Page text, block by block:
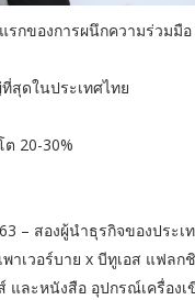
แรกของการผนึกความร่วมมือ
สุดในประเทศไทย
20-30%
– สองผู้นำธุรกิจของประ
พาเวอร์บาย x บีทูเอส แฟ
และหนังสือ อุปกรณ์เครื่อง